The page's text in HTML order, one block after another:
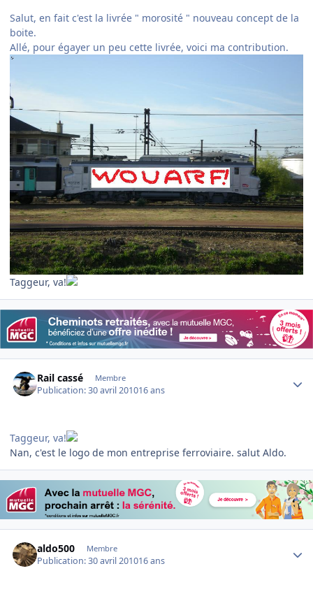
Salut, en fait c'est la livrée " morosité " nouveau concept de la
boite.
Allé, pour égayer un peu cette livrée, voici ma contribution.
Taggeur, va!
Rail cassé Membre
Publication:30 avril 201016 ans
Taggeur, va!
Nan, c'est le logo de mon entreprise ferroviaire. salut Aldo.
aldo500 Membre
Publication:30 avril 201016 ans